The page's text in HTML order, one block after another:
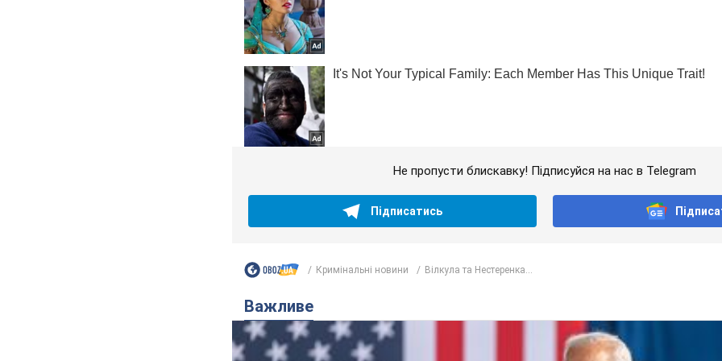
Не пропусти блискавку! Підписуйся на нас в Telegram
Підписатись
Кримінальні новини Вілкула та Нестеренка...
Важливе